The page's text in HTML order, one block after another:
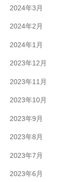
2024年3月
2024年2月
2024年1月
2023年12月
2023年11月
2023年10月
2023年9月
2023年8月
2023年7月
2023年6月